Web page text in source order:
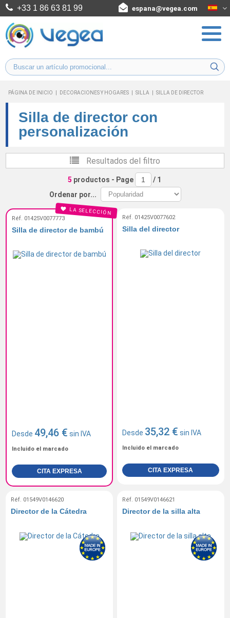
+33 1 86 63 81 99 espana@vegea.com
PÁGINA DE INICIO DECORACIONES Y HOGARES SILLA SILLA DE DIRECTOR
Silla de director con
personalización
Resultados del filtro
5 productos - Page / 1
Ordenar por...
LA SELECCIÓN
Réf. 01425V0077773
Silla de director de bambú
Desde 49,46 € sin IVA
Incluido el marcado
CITA EXPRESA
Réf. 01425V0077602
Silla del director
Desde 35,32 € sin IVA
Incluido el marcado
CITA EXPRESA
Réf. 01549V0146620
Director de la Cátedra
Réf. 01549V0146621
Director de la silla alta